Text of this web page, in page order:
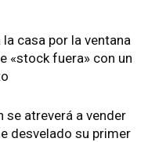
casa por la ventana
«stock fuera» con un
se atreverá a vender
desvelado su primer